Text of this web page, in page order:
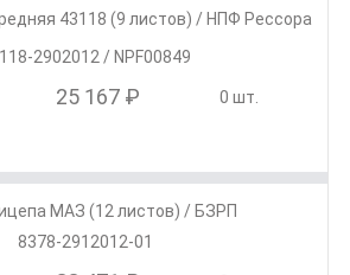
43118 (9 листов) / НПФ Рессора
2902012 / NPF00849
25 167 ₽ 0 шт.
МАЗ (12 листов) / БЗРП
8378-2912012-01